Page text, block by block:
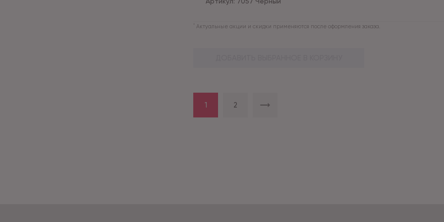
* Актуальные акции и скидки применяются после оформления заказа.
1 2